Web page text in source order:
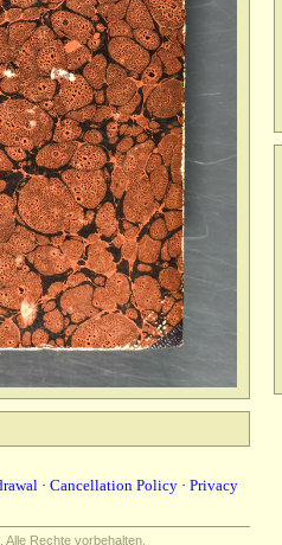
· Cancellation Policy · Privacy
. Alle Rechte vorbehalten.